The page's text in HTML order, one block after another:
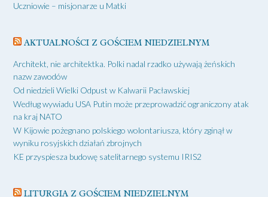
Uczniowie – misjonarze u Matki
AKTUALNOŚCI Z GOŚCIEM NIEDZIELNYM
Architekt, nie architektka. Polki nadal rzadko używają żeńskich
nazw zawodów
Od niedzieli Wielki Odpust w Kalwarii Pacławskiej
Według wywiadu USA Putin może przeprowadzić ograniczony atak
na kraj NATO
W Kijowie pożegnano polskiego wolontariusza, który zginął w
wyniku rosyjskich działań zbrojnych
KE przyspiesza budowę satelitarnego systemu IRIS2
LITURGIA Z GOŚCIEM NIEDZIELNYM